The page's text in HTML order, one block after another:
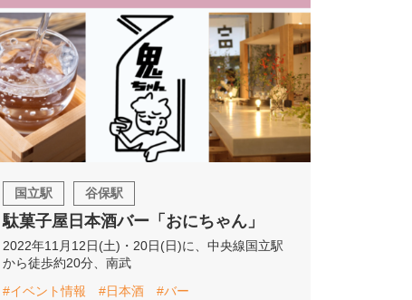
国立駅 谷保駅
駄菓子屋日本酒バー「おにちゃん」
2022年11月12日(土)・20日(日)に、中央線国立駅
から徒歩約20分、南武
#イベント情報
#日本酒 #バー